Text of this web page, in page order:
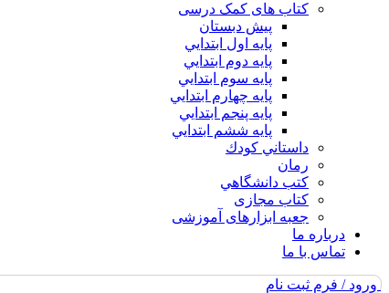
کتاب های کمک درسی
پیش دبستان
پايه اول ابتدايي
پايه دوم ابتدايي
پايه سوم ابتدايي
پايه چهارم ابتدايي
پايه پنجم ابتدايي
پايه ششم ابتدايي
داستاني كودك
رمان
كتب دانشگاهي
کتاب مجازی
جعبه ابزارهای آموزشی
درباره ما
تماس با ما
ورود / فرم ثبت نام